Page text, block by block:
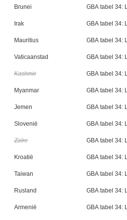
Brunei GBA tabel 34:
Irak GBA tabel 34:
Mauritius GBA tabel 34:
Vaticaanstad GBA tabel 34:
Kashmir GBA tabel 34:
Myanmar GBA tabel 34:
Jemen GBA tabel 34:
Slovenië GBA tabel 34:
Zaïre GBA tabel 34:
Kroatië GBA tabel 34:
Taiwan GBA tabel 34:
Rusland GBA tabel 34:
Armenië GBA tabel 34: